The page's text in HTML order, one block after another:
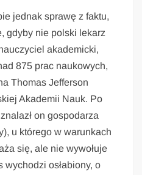
jednak sprawę z faktu,
gdyby nie polski lekarz
akademicki,
875 prac naukowych,
Thomas Jefferson
Akademii Nauk. Po
on gospodarza
u którego w warunkach
się, ale nie wywołuje
wychodzi osłabiony, o